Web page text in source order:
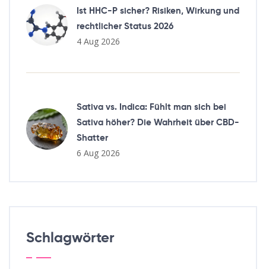
Ist HHC-P sicher? Risiken, Wirkung und
rechtlicher Status 2026
4 Aug 2026
Sativa vs. Indica: Fühlt man sich bei
Sativa höher? Die Wahrheit über CBD-
Shatter
6 Aug 2026
Schlagwörter